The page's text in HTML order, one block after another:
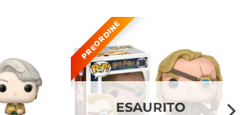
ESAURITO